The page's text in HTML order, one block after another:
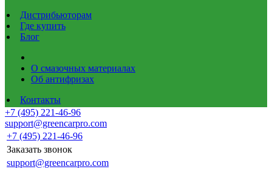
Дистрибьюторам
Где купить
Блог
О смазочных материалах
Об антифризах
Контакты
+7 (495) 221-46-96
support@greencarpro.com
+7 (495) 221-46-96
Заказать звонок
support@greencarpro.com